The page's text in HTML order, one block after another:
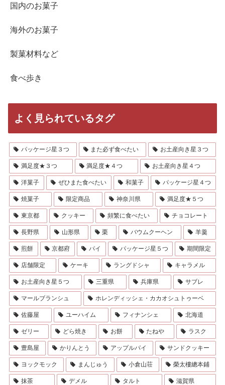
国内のお菓子
海外のお菓子
製菓材料など
食べ歩き
よく見られているタグ
パッケージ星３つ また必ず食べたい お土産向き星３つ
満足度★３つ 満足度★４つ お土産向き星４つ
洋菓子 ぜひまた食べたい 和菓子 パッケージ星４つ
焼菓子 限定商品 神奈川県 満足度★５つ
東京都 クッキー 頻繁に食べたい チョコレート
長野県 山形県 栗 バウムクーヘン 羊羹
煎餅 京都府 パイ パッケージ星５つ 期間限定
店舗限定 ケーキ ラングドシャ キャラメル
お土産向き星５つ 三重県 兵庫県 サブレ
マールブランシュ ホレンディッシェ・カカオシュトゥーベ
佐藤屋 ユーハイム フィナンシェ 北海道
ゼリー どら焼き お餅 たねや ラスク
豊島屋 かりんとう アップルパイ サンドクッキー
ヨックモック まんじゅう 小倉山荘 榮太樓總本鋪
抹茶 デメル タルト 滋賀県